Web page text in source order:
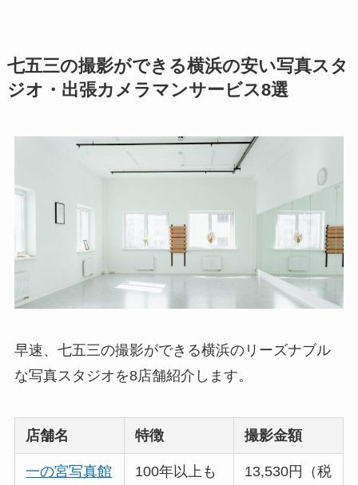
七五三の撮影ができる横浜の安い写真スタ
ジオ・出張カメラマンサービス8選
早速、七五三の撮影ができる横浜のリーズナブル
な写真スタジオを8店舗紹介します。
店舗名 特徴 撮影金額
一の宮写真館
100年以上も
13,530円（税